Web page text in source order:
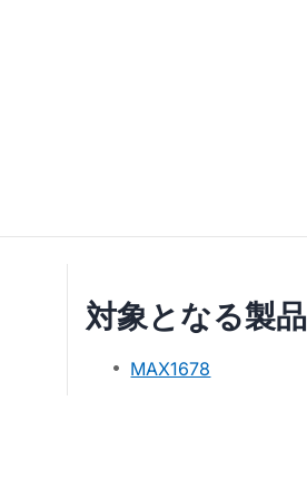
対象となる製品
MAX1678